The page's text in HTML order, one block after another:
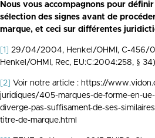
Nous vous accompagnons pour
sélection des signes avant de
marque, et ceci sur différentes
[1] 29/04/2004, Henkel/OHMI, C-456/
Henkel/OHMI, Rec, EU:C:2004:258, § 34)
[2] Voir notre article : https://
juridiques/405-marques-de-forme-en-
diverge-pas-suffisament-de-ses-
titre-de-marque.html